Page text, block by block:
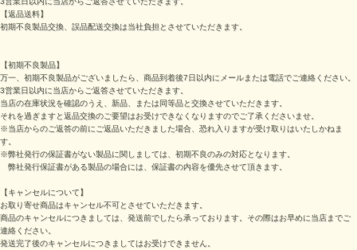
【返品送料】
初期不良製品交換、誤品配送交換は当社負担とさせていただきます。
【初期不良製品】
万一、初期不良製品がございましたら、商品到着後7日以内にメールまたは電話でご連絡ください。
3営業日以内に当店からご返答させていただきます。
当店の在庫状況を確認のうえ、新品、または同等品と交換させていただきます。
それを過ぎますと返品交換のご要望はお受けできなくなりますのでご了承くださいませ。
※当店からのご返答の前にご返品いただきました場合、恐れ入りますが受け取りはいたしかねま
す。
※弊社発行の保証書がない製品に関しましては、初期不良のみの対応となります。
弊社発行保証書がある製品の場合には、保証書の内容を優先させて頂きます。
【キャンセルについて】
お取り寄せ商品はキャンセル不可とさせていただきます。
商品のキャンセルにつきましては、発送前でしたら承っております。その際はお早めに当店までご
連絡ください。
発送完了後のキャンセルにつきましてはお受けできません。